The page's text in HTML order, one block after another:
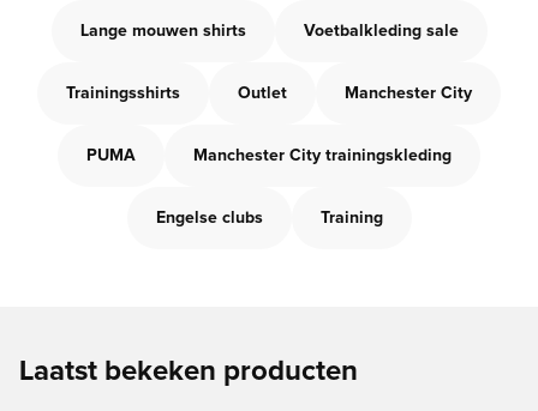
Lange mouwen shirts Voetbalkleding sale
Trainingsshirts Outlet Manchester City
PUMA Manchester City trainingskleding
Engelse clubs Training
Laatst bekeken producten